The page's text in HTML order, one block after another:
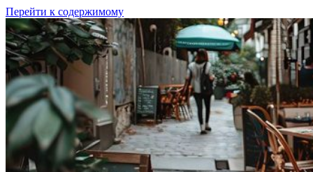
Перейти к содержимому